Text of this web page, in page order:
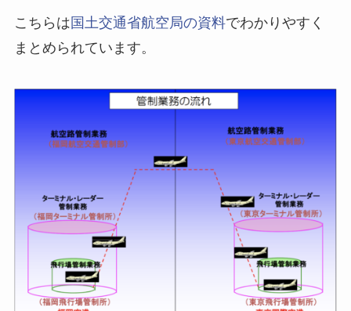
こちらは 国土交通省航空局の資料でわかりやすく
まとめられています。